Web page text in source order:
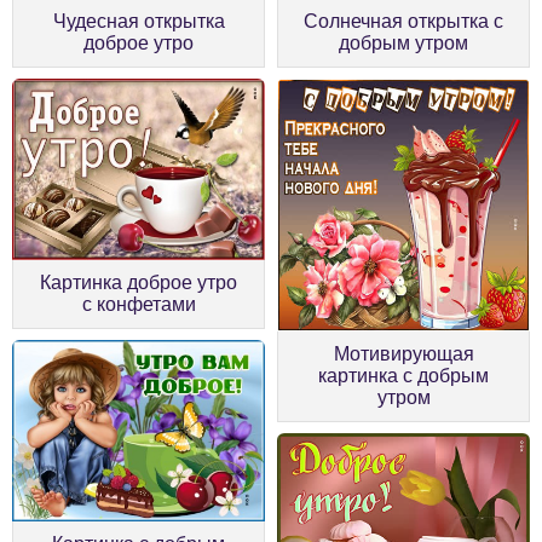
Чудесная открытка
доброе утро
Солнечная открытка с
добрым утром
Картинка доброе утро
с конфетами
Мотивирующая
картинка с добрым
утром